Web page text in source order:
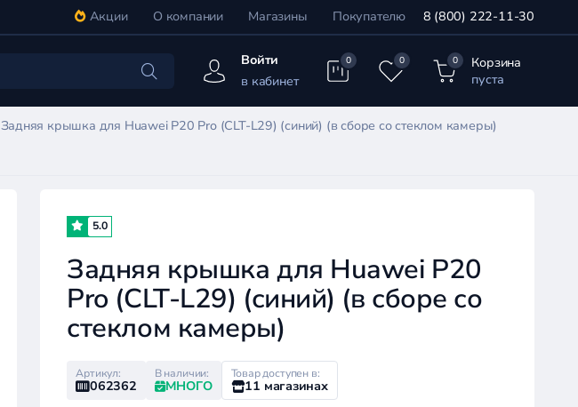
Акции О компании Магазины Покупателю 8 (800) 222-11-30
Войти
в кабинет
0 0 0
Корзина
пуста
Задняя крышка для Huawei P20 Pro (CLT-L29) (синий) (в сборе со стеклом камеры)
5.0
Задняя крышка для Huawei P20
Pro (CLT-L29) (синий) (в сборе со
стеклом камеры)
Артикул:
062362
В наличии:
МНОГО
Товар доступен в:
11 магазинах